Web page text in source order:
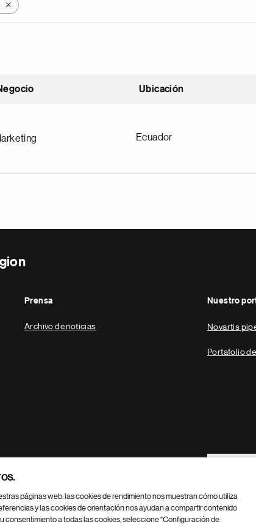
X
ascendente
Ubicación
Ecuador
Prensa
Archivo de noticias
Nuestro
Novartis
Portafolio
Footer Site
páginas web: las cookies de rendimiento nos muestran cómo utiliza
y las cookies de orientación nos ayudan a compartir contenido
consentimiento a todas las cookies, seleccione "Configuración de